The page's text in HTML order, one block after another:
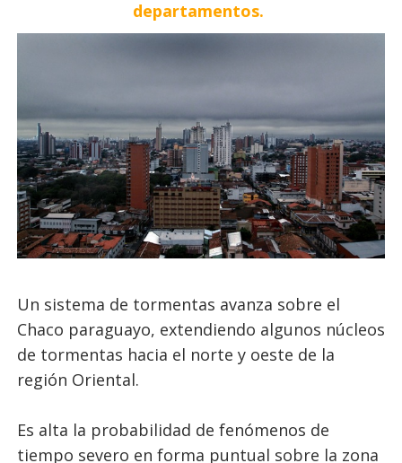
departamentos.
Un sistema de tormentas avanza sobre el
Chaco paraguayo, extendiendo algunos núcleos
de tormentas hacia el norte y oeste de la
región Oriental.
Es alta la probabilidad de fenómenos de
tiempo severo en forma puntual sobre la zona